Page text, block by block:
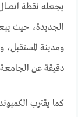
يجعله نقطة اتصال
دقيقة عن الجامعة
كما يقترب